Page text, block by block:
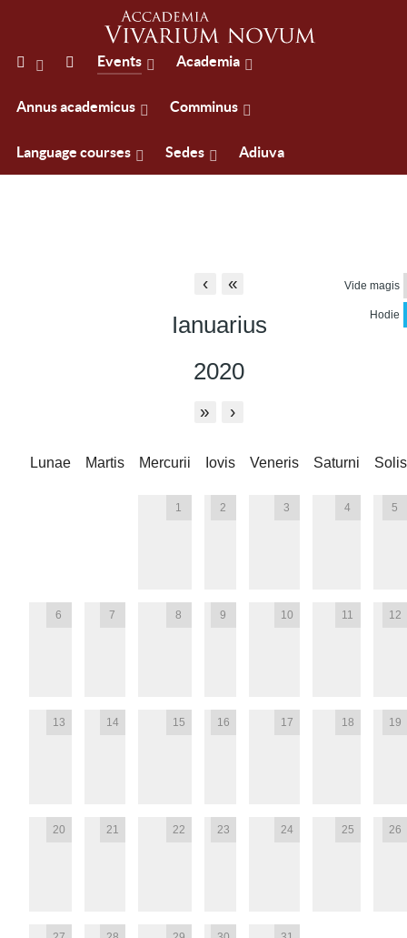
Events Academia
Annus academicus Comminus
Language courses Sedes Adiuva
‹ «
Ianuarius
2020
» ›
Vide magis
Hodie
Lunae Martis Mercurii Iovis Veneris Saturni Solis
1 2 3 4 5
6 7 8 9 10 11 12
13 14 15 16 17 18 19
20 21 22 23 24 25 26